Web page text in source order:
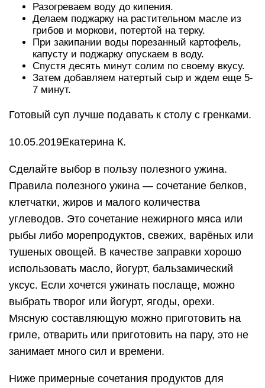
Разогреваем воду до кипения.
Делаем поджарку на растительном масле из
грибов и моркови, потертой на терку.
При закипании воды порезанный картофель,
капусту и поджарку опускаем в воду.
Спустя десять минут солим по своему вкусу.
Затем добавляем натертый сыр и ждем еще 5-
7 минут.
Готовый суп лучше подавать к столу с гренками.
10.05.2019Екатерина К.
Сделайте выбор в пользу полезного ужина.
Правила полезного ужина — сочетание белков,
клетчатки, жиров и малого количества
углеводов. Это сочетание нежирного мяса или
рыбы либо морепродуктов, свежих, варёных или
тушеных овощей. В качестве заправки хорошо
использовать масло, йогурт, бальзамический
уксус. Если хочется ужинать послаще, можно
выбрать творог или йогурт, ягоды, орехи.
Мясную составляющую можно приготовить на
гриле, отварить или приготовить на пару, это не
занимает много сил и времени.
Ниже примерные сочетания продуктов для